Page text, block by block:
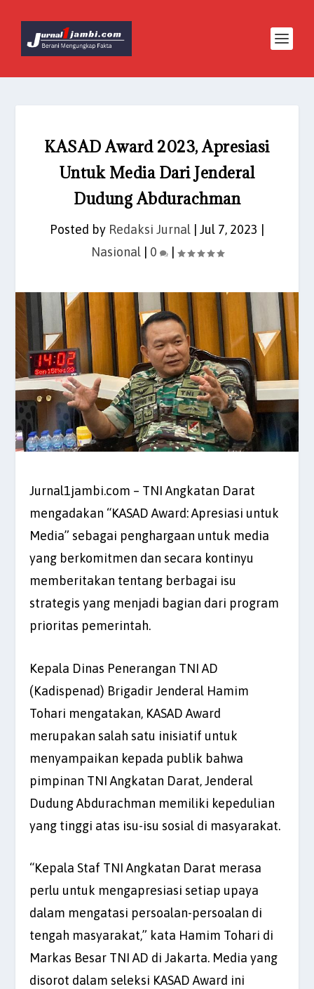
KASAD Award 2023, Apresiasi
Untuk Media Dari Jenderal
Dudung Abdurachman
Posted by Redaksi Jurnal Jul 7, 2023
Nasional| 0 |
Jurnal1jambi.com – TNI Angkatan Darat
mengadakan “KASAD Award: Apresiasi untuk
Media” sebagai penghargaan untuk media
yang berkomitmen dan secara kontinyu
memberitakan tentang berbagai isu
strategis yang menjadi bagian dari program
prioritas pemerintah.
Kepala Dinas Penerangan TNI AD
(Kadispenad) Brigadir Jenderal Hamim
Tohari mengatakan, KASAD Award
merupakan salah satu inisiatif untuk
menyampaikan kepada publik bahwa
pimpinan TNI Angkatan Darat, Jenderal
Dudung Abdurachman memiliki kepedulian
yang tinggi atas isu-isu sosial di masyarakat.
“Kepala Staf TNI Angkatan Darat merasa
perlu untuk mengapresiasi setiap upaya
dalam mengatasi persoalan-persoalan di
tengah masyarakat,” kata Hamim Tohari di
Markas Besar TNI AD di Jakarta. Media yang
disorot dalam seleksi KASAD Award ini